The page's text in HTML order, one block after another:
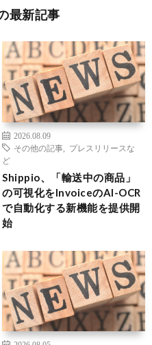
最新記事
2026.08.09
その他の記事
プレスリリースな
ど
Shippio、「輸送中の商品」
の可視化をInvoiceのAI-OCR
で自動化する新機能を提供開
始